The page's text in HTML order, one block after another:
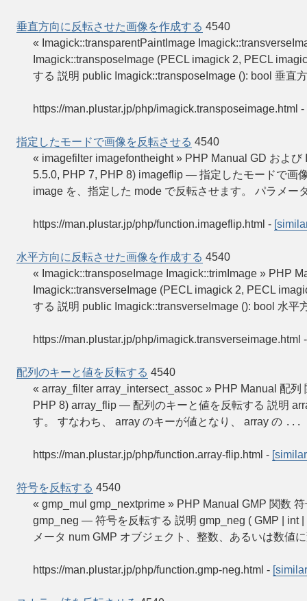
垂直方向に反転させた画像を作成する 4540
« Imagick::transparentPaintImage
Imagick::transposeImage (PECL imagick 2, PECL
する 説明 public Imagick::transposeImage (): bool 垂直
https://man.plustar.jp/php/imagick.transposeimage.html -
指定したモードで画像を反転させる 4540
« imagefilter imagefontheight » PHP Manual GD およ
5.5.0, PHP 7, PHP 8) imageflip — 指定したモードで画
image を、指定した mode で反転させます。 パラメー
https://man.plustar.jp/php/function.imageflip.html -
水平方向に反転させた画像を作成する 4540
« Imagick::transposeImage Imagick::trimImage » PHP
Imagick::transverseImage (PECL imagick 2, PECL
する 説明 public Imagick::transverseImage (): bool 水平
https://man.plustar.jp/php/imagick.transverseimage.html
配列のキーと値を反転する 4540
« array_filter array_intersect_assoc » PHP Manual 配
PHP 8) array_flip — 配列のキーと値を反転する 説明
す。 すなわち、 array のキーが値となり、 array の ...
https://man.plustar.jp/php/function.array-flip.html -
符号を反転する 4540
« gmp_mul gmp_nextprime » PHP Manual GMP 関数
gmp_neg — 符号を反転する 説明 gmp_neg ( GMP | int
メータ num GMP オブジェクト、整数、あるいは数値
https://man.plustar.jp/php/function.gmp-neg.html -